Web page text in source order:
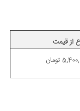
از قیمت